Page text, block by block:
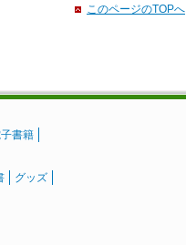
このページのTOPへ
書籍
グッズ